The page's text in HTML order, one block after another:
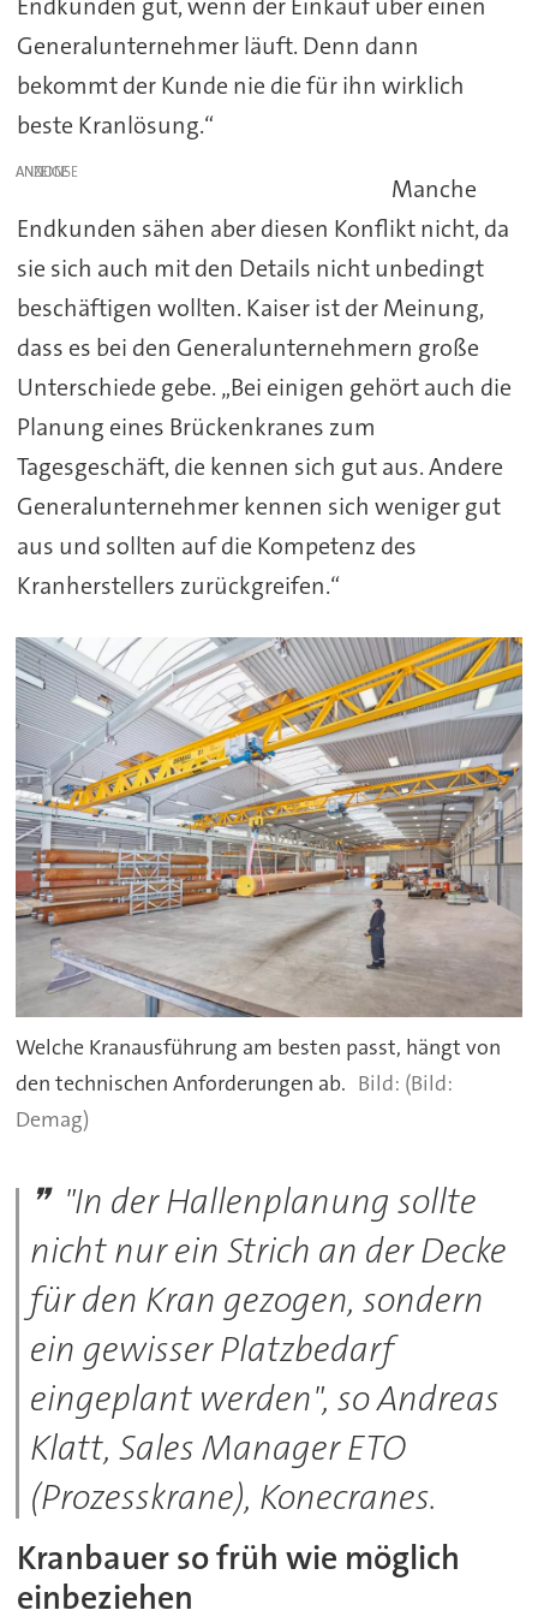
Generalunternehmer läuft. Denn dann
bekommt der Kunde nie die für ihn wirklich
beste Kranlösung.“
ANZEIGE
Manche
Endkunden sähen aber diesen Konflikt nicht, da
sie sich auch mit den Details nicht unbedingt
beschäftigen wollten. Kaiser ist der Meinung,
dass es bei den Generalunternehmern große
Unterschiede gebe. „Bei einigen gehört auch die
Planung eines Brückenkranes zum
Tagesgeschäft, die kennen sich gut aus. Andere
Generalunternehmer kennen sich weniger gut
aus und sollten auf die Kompetenz des
Kranherstellers zurückgreifen.“
Welche Kranausführung am besten passt, hängt von
den technischen Anforderungen ab.
(Bild:
Demag)
"In der Hallenplanung sollte
nicht nur ein Strich an der Decke
für den Kran gezogen, sondern
ein gewisser Platzbedarf
eingeplant werden", so Andreas
Klatt, Sales Manager ETO
(Prozesskrane), Konecranes.
Kranbauer so früh wie möglich
einbeziehen